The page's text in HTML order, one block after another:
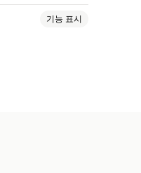
기능 표시